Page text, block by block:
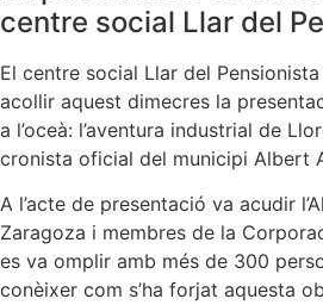
centre social Llar del
El centre social Llar del
acollir aquest dimecres la
a l’oceà: l’aventura industrial de
cronista oficial del municipi Albert
A l’acte de presentació va acudir
Zaragoza i membres de la
es va omplir amb més de 300
conèixer com s’ha forjat aquesta